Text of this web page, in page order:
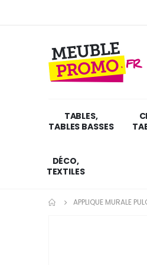
TABLES,
TABLES BASSES
DÉCO,
TEXTILES
APPLIQUE MURALE